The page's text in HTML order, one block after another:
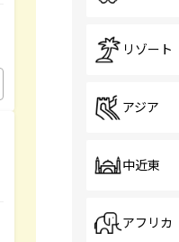
リゾート
アジア
中近東
アフリカ